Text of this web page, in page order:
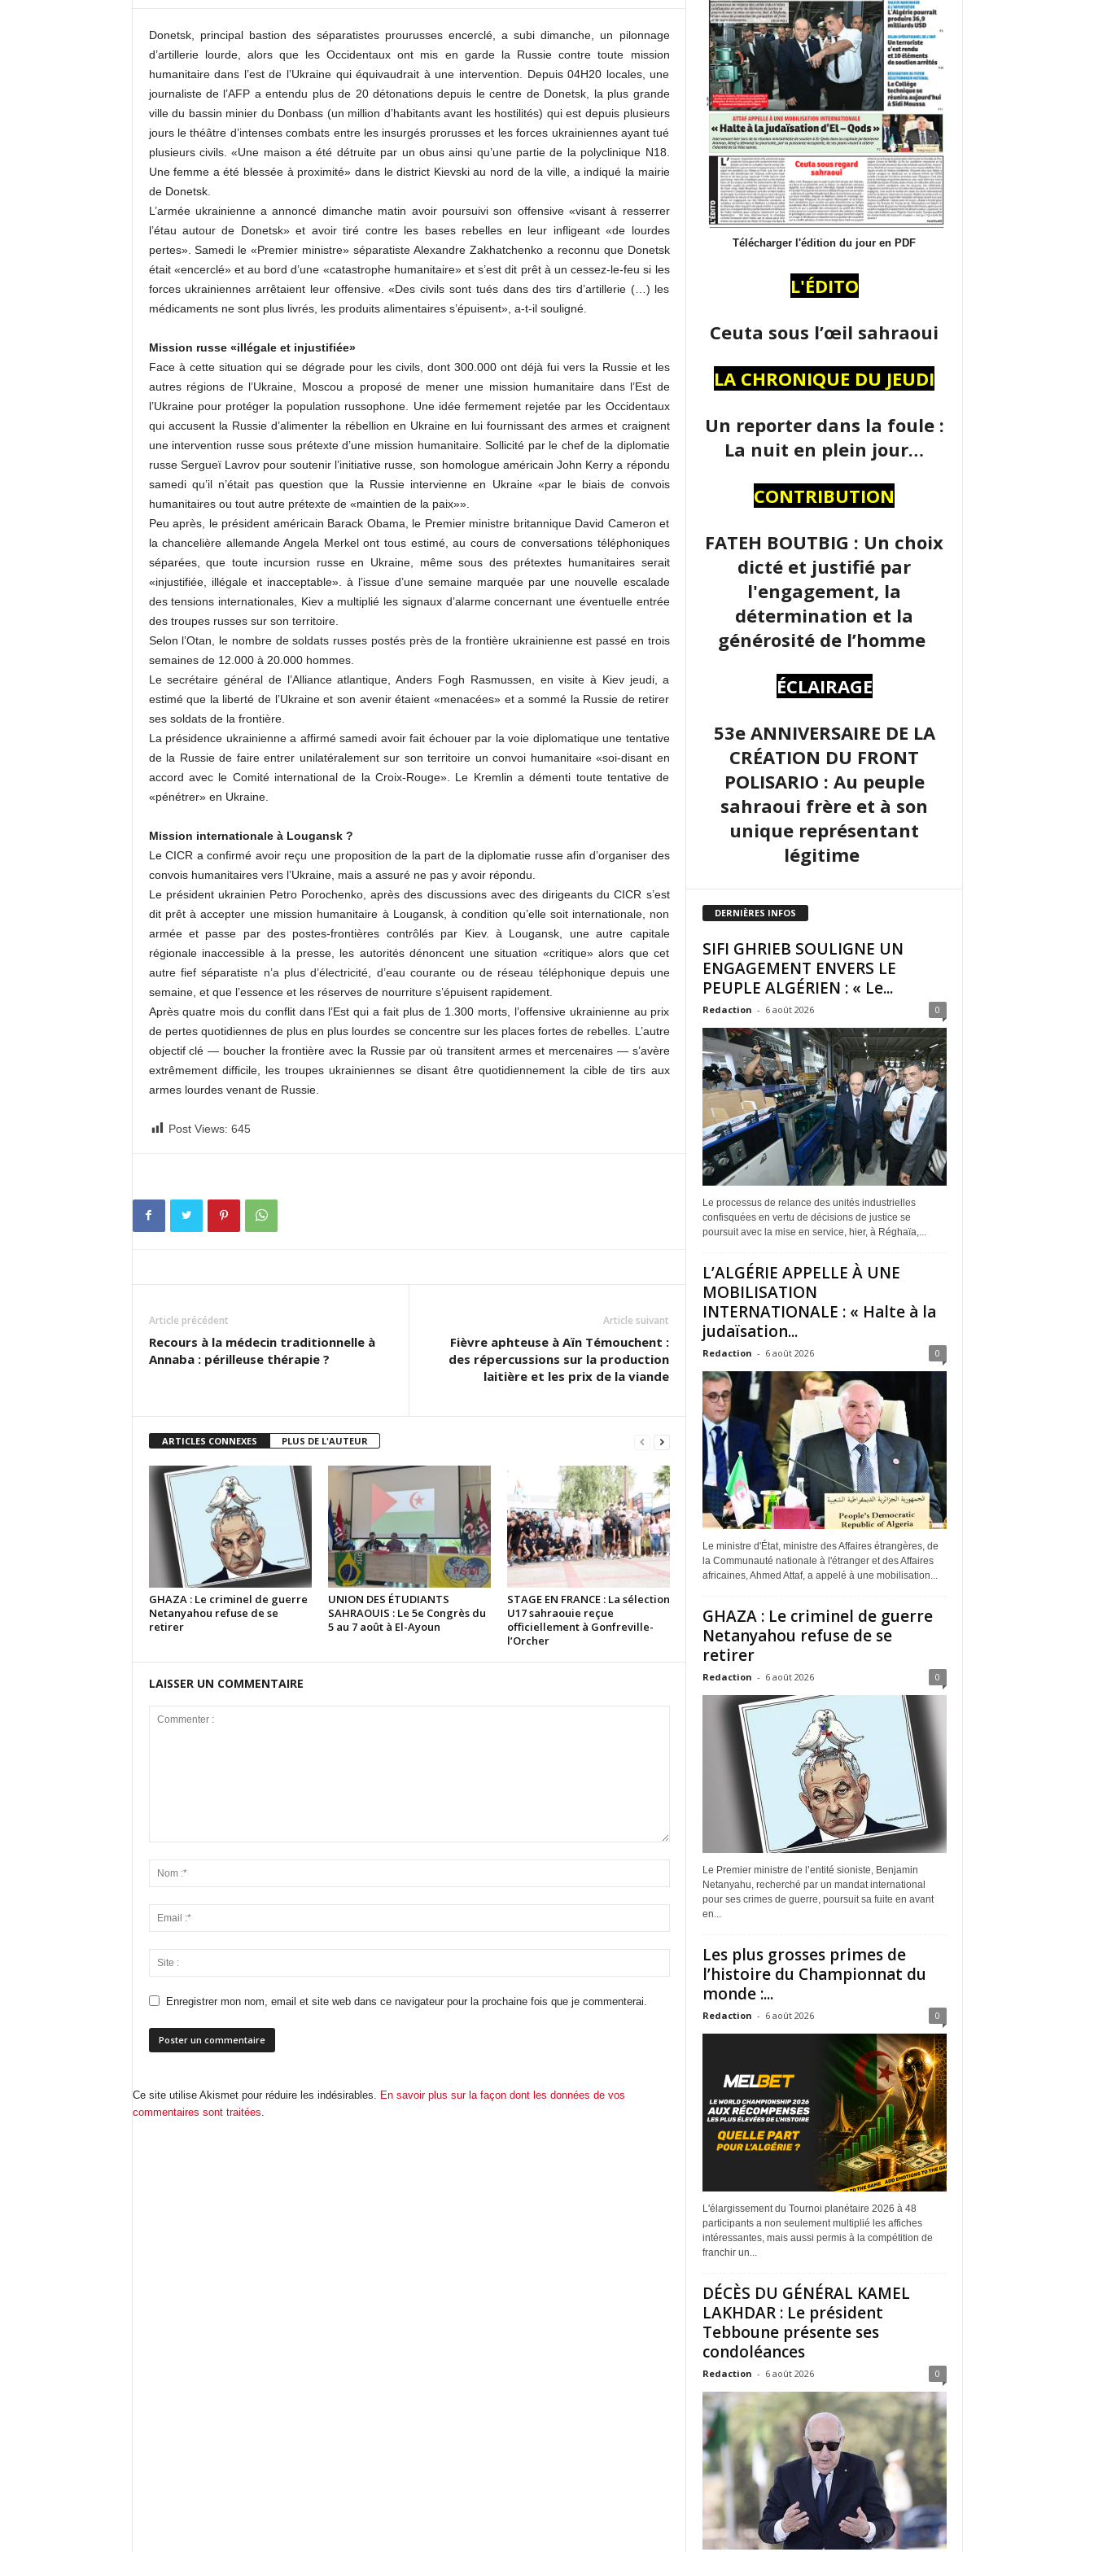
Donetsk, principal bastion des séparatistes prourusses encerclé, a subi dimanche, un pilonnage
d’artillerie lourde, alors que les Occidentaux ont mis en garde la Russie contre toute mission
humanitaire dans l’est de l’Ukraine qui équivaudrait à une intervention. Depuis 04H20 locales, une
journaliste de l’AFP a entendu plus de 20 détonations depuis le centre de Donetsk, la plus grande
ville du bassin minier du Donbass (un million d’habitants avant les hostilités) qui est depuis plusieurs
jours le théâtre d’intenses combats entre les insurgés prorusses et les forces ukrainiennes ayant tué
plusieurs civils. «Une maison a été détruite par un obus ainsi qu’une partie de la polyclinique N18.
Une femme a été blessée à proximité» dans le district Kievski au nord de la ville, a indiqué la mairie
de Donetsk.
L’armée ukrainienne a annoncé dimanche matin avoir poursuivi son offensive «visant à resserrer
l’étau autour de Donetsk» et avoir tiré contre les bases rebelles en leur infligeant «de lourdes
pertes». Samedi le «Premier ministre» séparatiste Alexandre Zakhatchenko a reconnu que Donetsk
était «encerclé» et au bord d’une «catastrophe humanitaire» et s’est dit prêt à un cessez-le-feu si les
forces ukrainiennes arrêtaient leur offensive. «Des civils sont tués dans des tirs d’artillerie (…) les
médicaments ne sont plus livrés, les produits alimentaires s’épuisent», a-t-il souligné.
Mission russe «illégale et injustifiée»
Face à cette situation qui se dégrade pour les civils, dont 300.000 ont déjà fui vers la Russie et les
autres régions de l’Ukraine, Moscou a proposé de mener une mission humanitaire dans l’Est de
l’Ukraine pour protéger la population russophone. Une idée fermement rejetée par les Occidentaux
qui accusent la Russie d’alimenter la rébellion en Ukraine en lui fournissant des armes et craignent
une intervention russe sous prétexte d’une mission humanitaire. Sollicité par le chef de la diplomatie
russe Sergueï Lavrov pour soutenir l’initiative russe, son homologue américain John Kerry a répondu
samedi qu’il n’était pas question que la Russie intervienne en Ukraine «par le biais de convois
humanitaires ou tout autre prétexte de «maintien de la paix»».
Peu après, le président américain Barack Obama, le Premier ministre britannique David Cameron et
la chancelière allemande Angela Merkel ont tous estimé, au cours de conversations téléphoniques
séparées, que toute incursion russe en Ukraine, même sous des prétextes humanitaires serait
«injustifiée, illégale et inacceptable». à l’issue d’une semaine marquée par une nouvelle escalade
des tensions internationales, Kiev a multiplié les signaux d’alarme concernant une éventuelle entrée
des troupes russes sur son territoire.
Selon l’Otan, le nombre de soldats russes postés près de la frontière ukrainienne est passé en trois
semaines de 12.000 à 20.000 hommes.
Le secrétaire général de l’Alliance atlantique, Anders Fogh Rasmussen, en visite à Kiev jeudi, a
estimé que la liberté de l’Ukraine et son avenir étaient «menacées» et a sommé la Russie de retirer
ses soldats de la frontière.
La présidence ukrainienne a affirmé samedi avoir fait échouer par la voie diplomatique une tentative
de la Russie de faire entrer unilatéralement sur son territoire un convoi humanitaire «soi-disant en
accord avec le Comité international de la Croix-Rouge». Le Kremlin a démenti toute tentative de
«pénétrer» en Ukraine.
Mission internationale à Lougansk ?
Le CICR a confirmé avoir reçu une proposition de la part de la diplomatie russe afin d’organiser des
convois humanitaires vers l’Ukraine, mais a assuré ne pas y avoir répondu.
Le président ukrainien Petro Porochenko, après des discussions avec des dirigeants du CICR s’est
dit prêt à accepter une mission humanitaire à Lougansk, à condition qu’elle soit internationale, non
armée et passe par des postes-frontières contrôlés par Kiev. à Lougansk, une autre capitale
régionale inaccessible à la presse, les autorités dénoncent une situation «critique» alors que cet
autre fief séparatiste n’a plus d’électricité, d’eau courante ou de réseau téléphonique depuis une
semaine, et que l’essence et les réserves de nourriture s’épuisent rapidement.
Après quatre mois du conflit dans l’Est qui a fait plus de 1.300 morts, l’offensive ukrainienne au prix
de pertes quotidiennes de plus en plus lourdes se concentre sur les places fortes de rebelles. L’autre
objectif clé — boucher la frontière avec la Russie par où transitent armes et mercenaires — s’avère
extrêmement difficile, les troupes ukrainiennes se disant être quotidiennement la cible de tirs aux
armes lourdes venant de Russie.
Post Views: 645
Article précédent
Recours à la médecin traditionnelle à
Annaba : périlleuse thérapie ?
Article suivant
Fièvre aphteuse à Aïn Témouchent :
des répercussions sur la production
laitière et les prix de la viande
ARTICLES CONNEXES PLUS DE L'AUTEUR
GHAZA : Le criminel de guerre
Netanyahou refuse de se
retirer
UNION DES ÉTUDIANTS
SAHRAOUIS : Le 5e Congrès du
5 au 7 août à El-Ayoun
STAGE EN FRANCE : La sélection
U17 sahraouie reçue
officiellement à Gonfreville-
l’Orcher
LAISSER UN COMMENTAIRE
Enregistrer mon nom, email et site web dans ce navigateur pour la prochaine fois que je commenterai.
Ce site utilise Akismet pour réduire les indésirables. En savoir plus sur la façon dont les données de vos
commentaires sont traitées.
Télécharger l'édition du jour en PDF
L'ÉDITO
Ceuta sous l’œil sahraoui
LA CHRONIQUE DU JEUDI
Un reporter dans la foule :
La nuit en plein jour…
CONTRIBUTION
FATEH BOUTBIG : Un choix
dicté et justifié par
l'engagement, la
détermination et la
générosité de l’homme
ÉCLAIRAGE
53e ANNIVERSAIRE DE LA
CRÉATION DU FRONT
POLISARIO : Au peuple
sahraoui frère et à son
unique représentant
légitime
DERNIÈRES INFOS
SIFI GHRIEB SOULIGNE UN
ENGAGEMENT ENVERS LE
PEUPLE ALGÉRIEN : « Le...
Redaction - 6 août 2026 0
Le processus de relance des unités industrielles
confisquées en vertu de décisions de justice se
poursuit avec la mise en service, hier, à Réghaïa,...
L’ALGÉRIE APPELLE À UNE
MOBILISATION
INTERNATIONALE : « Halte à la
judaïsation...
Redaction - 6 août 2026 0
Le ministre d'État, ministre des Affaires étrangères, de
la Communauté nationale à l'étranger et des Affaires
africaines, Ahmed Attaf, a appelé à une mobilisation...
GHAZA : Le criminel de guerre
Netanyahou refuse de se
retirer
Redaction - 6 août 2026 0
Le Premier ministre de l’entité sioniste, Benjamin
Netanyahu, recherché par un mandat international
pour ses crimes de guerre, poursuit sa fuite en avant
en...
Les plus grosses primes de
l’histoire du Championnat du
monde :...
Redaction - 6 août 2026 0
L'élargissement du Tournoi planétaire 2026 à 48
participants a non seulement multiplié les affiches
intéressantes, mais aussi permis à la compétition de
franchir un...
DÉCÈS DU GÉNÉRAL KAMEL
LAKHDAR : Le président
Tebboune présente ses
condoléances
Redaction - 6 août 2026 0